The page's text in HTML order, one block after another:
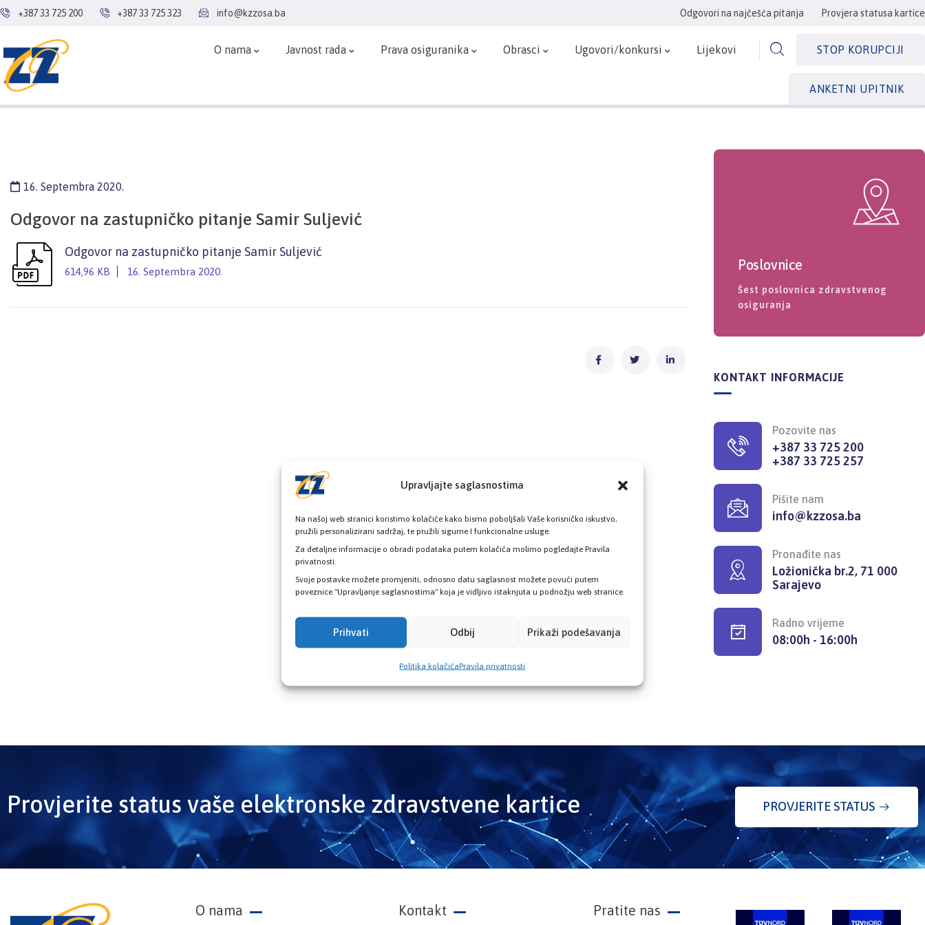
Upravljajte saglasnostima
Na našoj web stranici koristimo kolačiće kako bismo poboljšali Vaše korisničko iskustvo,
pružili personalizirani sadržaj, te pružili sigurne I funkcionalne usluge.
Za detaljne informacije o obradi podataka putem kolačića molimo pogledajte Pravila
privatnosti.
Svoje postavke možete promjeniti, odnosno datu saglasnost možete povući putem
poveznice "Upravljanje saglasnostima" koja je vidljivo istaknjuta u podnožju web stranice.
Prihvati Odbij Prikaži podešavanja
Politika kolačićaPravila privatnosti
+387 33 725 200 +387 33 725 323 info@kzzosa.ba Odgovori na najčešća pitanja Provjera statusa kartice
O nama Javnost rada Prava osiguranika Obrasci Ugovori/konkursi Lijekovi STOP KORUPCIJI
ANKETNI UPITNIK
16. Septembra 2020.
Odgovor na zastupničko pitanje Samir Suljević
Odgovor na zastupničko pitanje Samir Suljević
614,96 KB 16. Septembra 2020. Poslovnice
Šest poslovnica zdravstvenog
osiguranja
KONTAKT INFORMACIJE
Pozovite nas
+387 33 725 200
+387 33 725 257
Pišite nam
info@kzzosa.ba
Pronađite nas
Ložionička br.2, 71 000
Sarajevo
Radno vrijeme
08:00h - 16:00h
Provjerite status vaše elektronske zdravstvene kartice PROVJERITE STATUS
O nama Kontakt Pratite nas